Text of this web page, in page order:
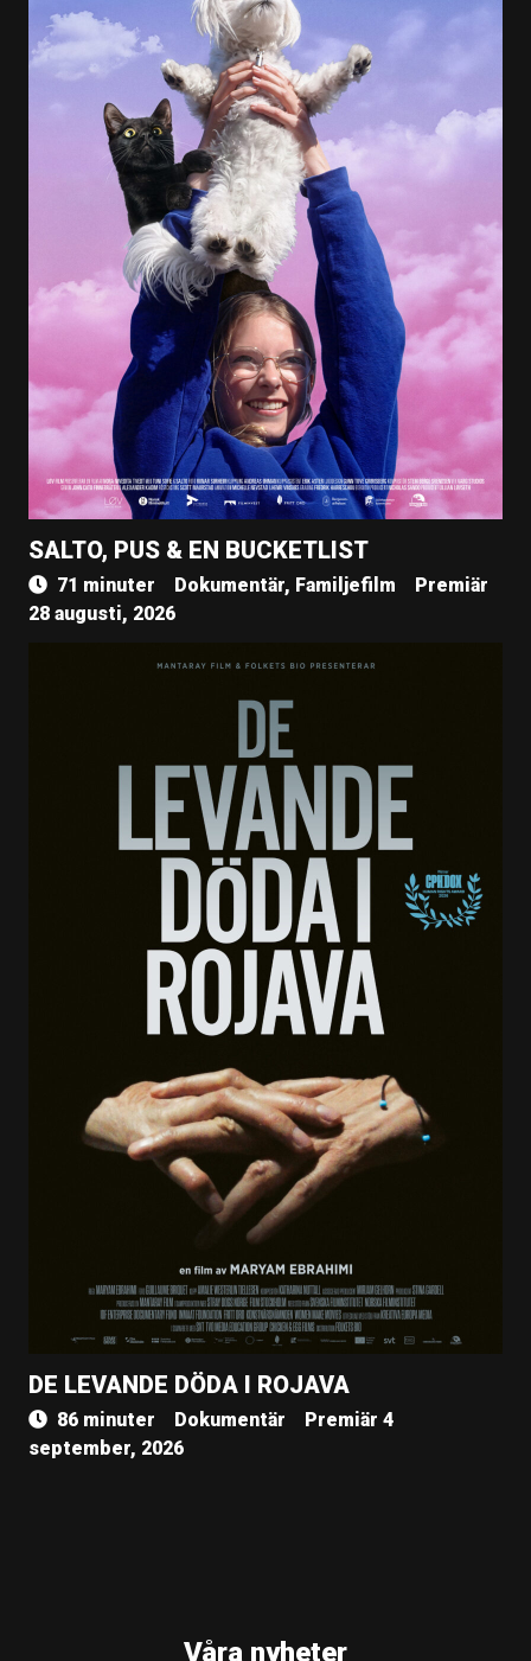
SALTO, PUS & EN BUCKETLIST
71 minuter Dokumentär, Familjefilm
Premiär
28 augusti, 2026
DE LEVANDE DÖDA I ROJAVA
86 minuter Dokumentär
Premiär 4
september, 2026
Våra nyheter